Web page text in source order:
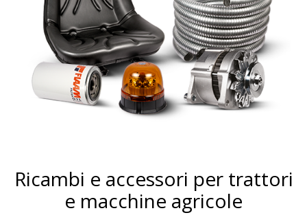
Ricambi e accessori per trattori
e macchine agricole